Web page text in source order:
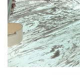
Lütfen zorunlu
GÖNDER